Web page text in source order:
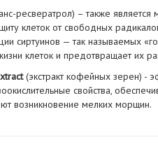
ресвератрол) – также
клеток от свободных
сиртуинов — так называемых
клеток и предотвращает их
(экстракт кофейных зерен) -
свойства,
возникновение мелких морщин.